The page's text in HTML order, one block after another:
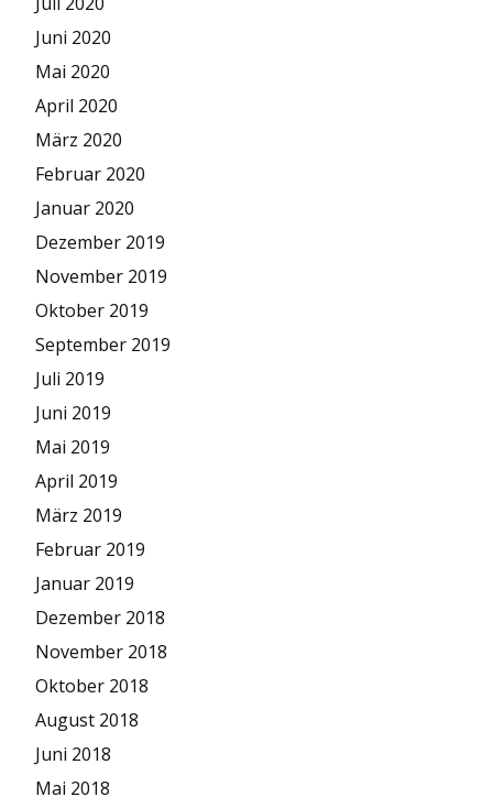
Juni 2020
Mai 2020
April 2020
März 2020
Februar 2020
Januar 2020
Dezember 2019
November 2019
Oktober 2019
September 2019
Juli 2019
Juni 2019
Mai 2019
April 2019
März 2019
Februar 2019
Januar 2019
Dezember 2018
November 2018
Oktober 2018
August 2018
Juni 2018
Mai 2018